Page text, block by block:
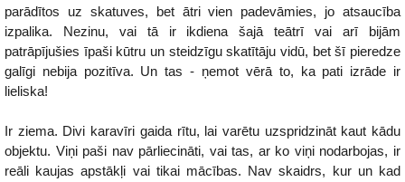
parādītos uz skatuves, bet ātri vien padevāmies, jo atsaucība
izpalika. Nezinu, vai tā ir ikdiena šajā teātrī vai arī bijām
patrāpījušies īpaši kūtru un steidzīgu skatītāju vidū, bet šī pieredze
galīgi nebija pozitīva. Un tas - ņemot vērā to, ka pati izrāde ir
lieliska!
Ir ziema. Divi karavīri gaida rītu, lai varētu uzspridzināt kaut kādu
objektu. Viņi paši nav pārliecināti, vai tas, ar ko viņi nodarbojas, ir
reāli kaujas apstākļi vai tikai mācības. Nav skaidrs, kur un kad